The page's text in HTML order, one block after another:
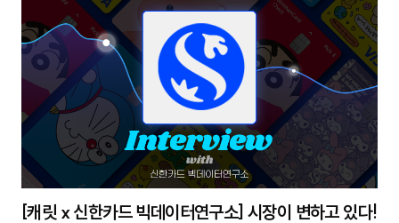
[캐릿 x 신한카드 빅데이터연구소] 시장이 변하고 있다!